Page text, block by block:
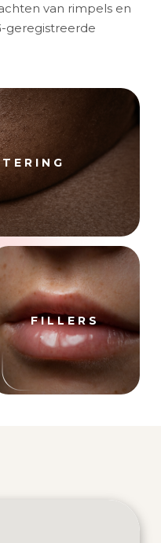
van rimpels en
geregistreerde
FILLERS